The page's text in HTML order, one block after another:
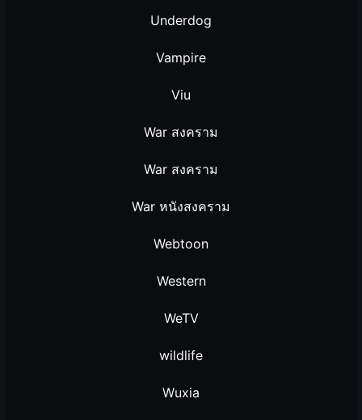
Underdog
Vampire
Viu
War สงคราม
War สงคราม
War หนังสงคราม
Webtoon
Western
WeTV
wildlife
Wuxia